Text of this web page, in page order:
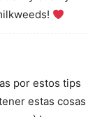
por estos tips
estas cosas